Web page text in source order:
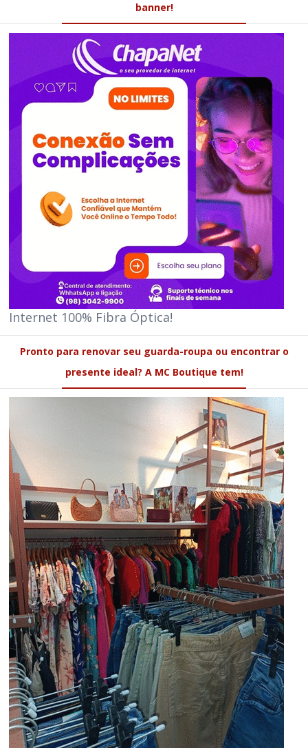
banner!
Internet 100% Fibra Óptica!
Pronto para renovar seu guarda-roupa ou encontrar o
presente ideal? A MC Boutique tem!